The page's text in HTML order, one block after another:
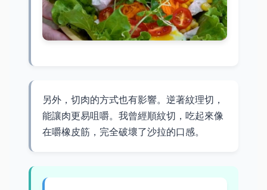
另外，切肉的方式也有影響。逆著紋理切，
能讓肉更易咀嚼。我曾經順紋切，吃起來像
在嚼橡皮筋，完全破壞了沙拉的口感。